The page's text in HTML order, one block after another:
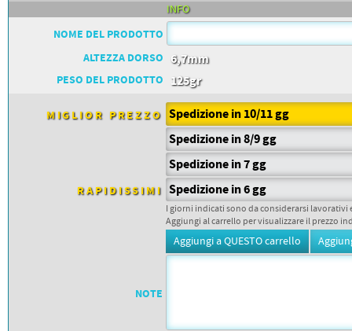
INFO
NOME DEL PRODOTTO
ALTEZZA DORSO 6,7mm
PESO DEL PRODOTTO 125gr
MIGLIOR PREZZO Spedizione in 10/11 gg
Spedizione in 8/9 gg
Spedizione in 7 gg
RAPIDISSIMI Spedizione in 6 gg
I giorni indicati sono da considerarsi
Aggiungi al carrello per visualizzare il prezzo
NOTE